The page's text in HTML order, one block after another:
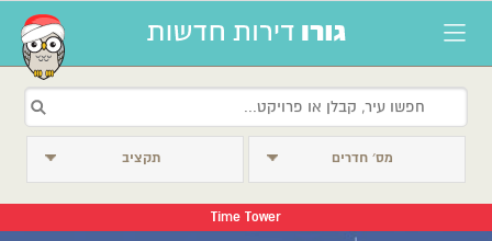
מס׳ חדרים תקציב
Time Tower